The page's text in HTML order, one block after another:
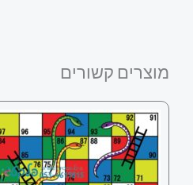
מוצרים קשורים